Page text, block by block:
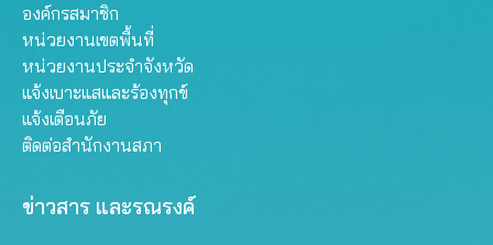
องค์กรสมาชิก
หน่วยงานเขตพื้นที่
หน่วยงานประจำจังหวัด
แจ้งเบาะแสและร้องทุกข์
แจ้งเตือนภัย
ติดต่อสำนักงานสภา
ข่าวสาร และรณรงค์